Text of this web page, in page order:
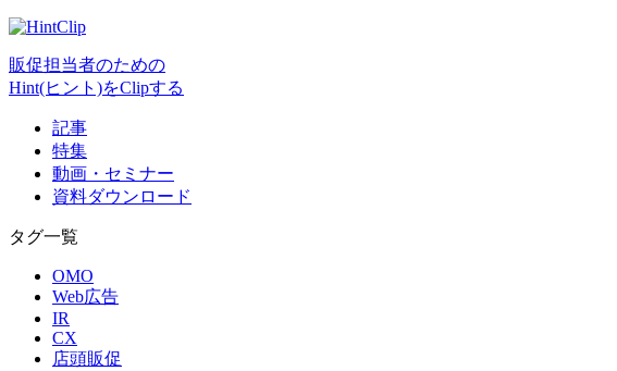
販促担当者のための
Hint(ヒント)をClipする
記事
特集
動画・セミナー
資料ダウンロード
タグ一覧
OMO
Web広告
IR
CX
店頭販促